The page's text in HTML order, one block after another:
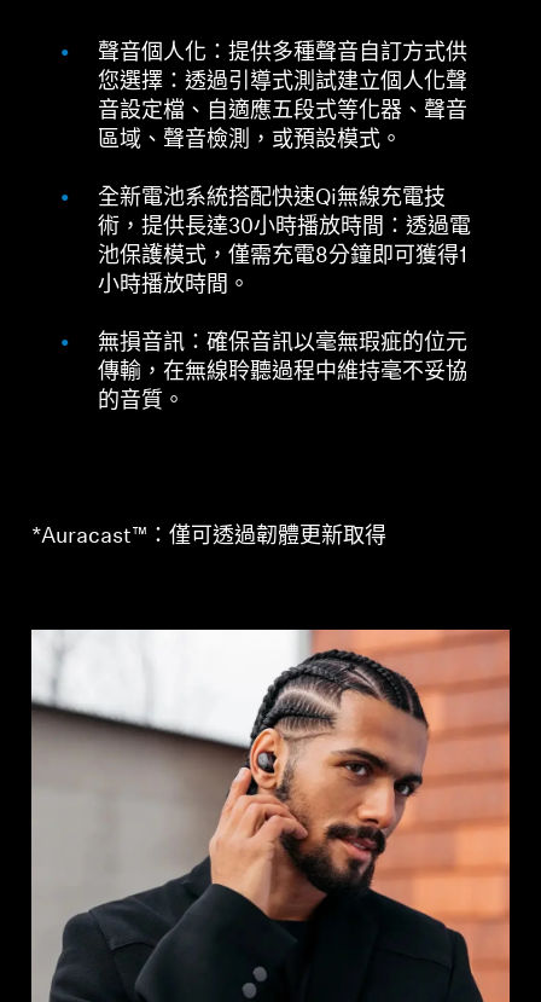
聲音個人化：提供多種聲音自訂方式供
您選擇：透過引導式測試建立個人化聲
音設定檔、自適應五段式等化器、聲音
區域、聲音檢測，或預設模式。
全新電池系統搭配快速Qi無線充電技
術，提供長達30小時播放時間：透過電
池保護模式，僅需充電8分鐘即可獲得1
小時播放時間。
無損音訊：確保音訊以毫無瑕疵的位元
傳輸，在無線聆聽過程中維持毫不妥協
的音質。
*Auracast™：僅可透過韌體更新取得